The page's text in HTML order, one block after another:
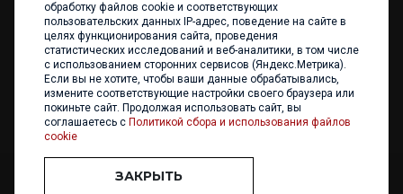
236017 Калининград,
ул. Каштановая аллея, 47
Телефон: +7 4012 960 898,
+7 4012 960 856
Написать нам
ООО «ФИЛИПП» © 2013 - 2026. Все права защищены
обработку файлов cookie и соответствующих
пользовательских данных IP-адрес, поведение на сайте в
целях функционирования сайта, проведения
статистических исследований и веб-аналитики, в том числе
с использованием сторонних сервисов (Яндекс.Метрика).
Если вы не хотите, чтобы ваши данные обрабатывались,
измените соответствующие настройки своего браузера или
покиньте сайт. Продолжая использовать сайт, вы
соглашаетесь с Политикой сбора и использования файлов
cookie
ЗАКРЫТЬ